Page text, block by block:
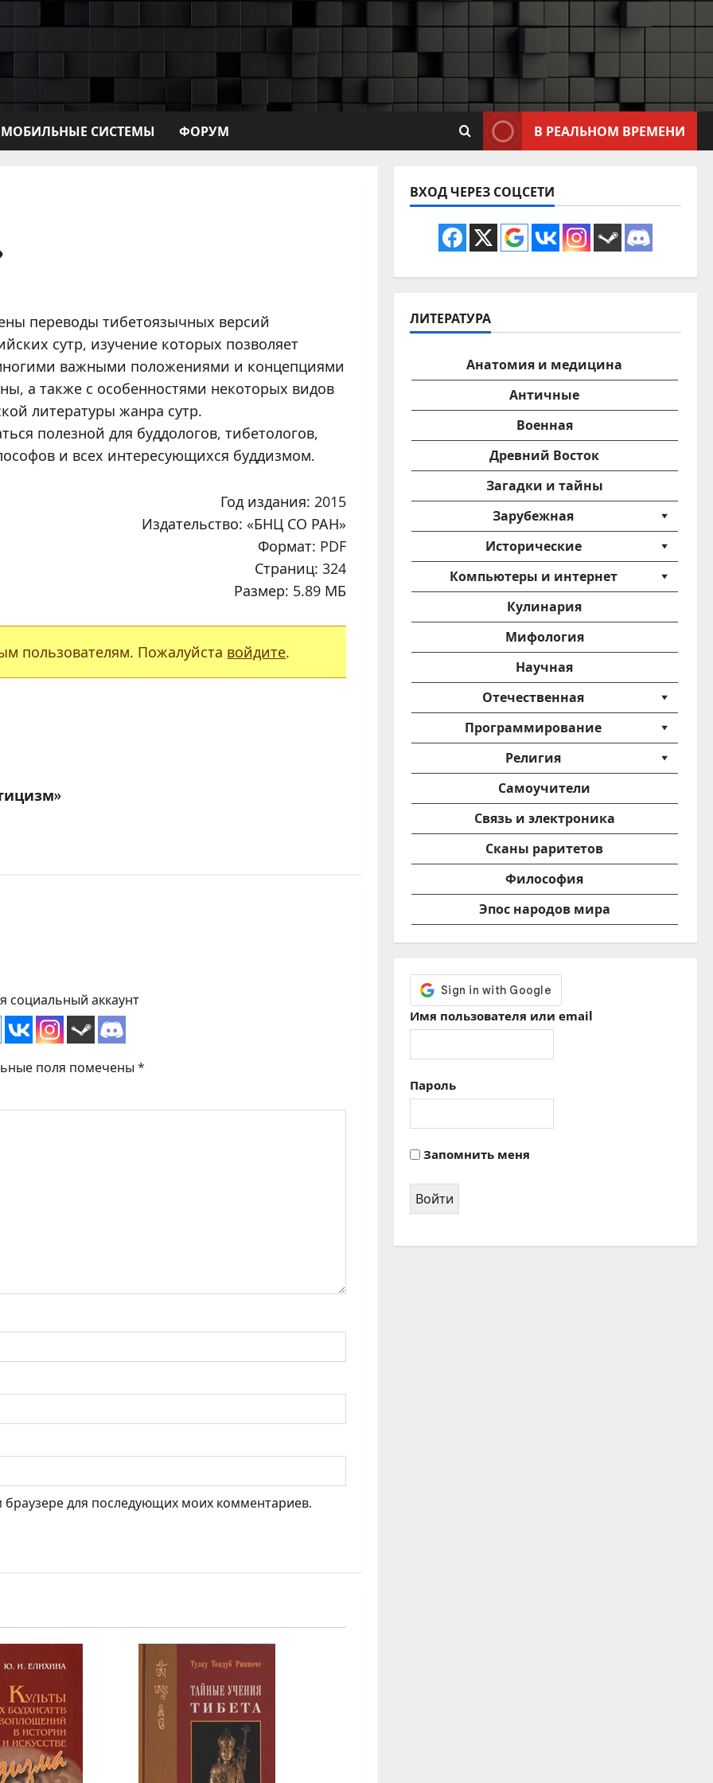
МОБИЛЬНЫЕ СИСТЕМЫ ФОРУМ В РЕАЛЬНОМ ВРЕМЕНИ
переводы тибетоязычных версий
сутр, изучение которых позволяет
важными положениями и концепциями
а также с особенностями некоторых видов
литературы жанра сутр.
полезной для буддологов, тибетологов,
и всех интересующихся буддизмом.
Год издания: 2015
Издательство: «БНЦ СО РАН»
Формат: PDF
Страниц: 324
Размер: 5.89 МБ
пользователям. Пожалуйста войдите.
социальный аккаунт
поля помечены *
для последующих моих комментариев.
ВХОД ЧЕРЕЗ СОЦСЕТИ
ЛИТЕРАТУРА
Анатомия и медицина
Античные
Военная
Древний Восток
Загадки и тайны
Зарубежная
Исторические
Компьютеры и интернет
Кулинария
Мифология
Научная
Отечественная
Программирование
Религия
Самоучители
Связь и электроника
Сканы раритетов
Философия
Эпос народов мира
Имя пользователя или email
Пароль
Запомнить меня